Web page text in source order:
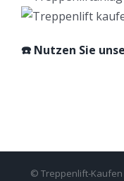
☎️ Nutzen Sie
© Treppenlift-